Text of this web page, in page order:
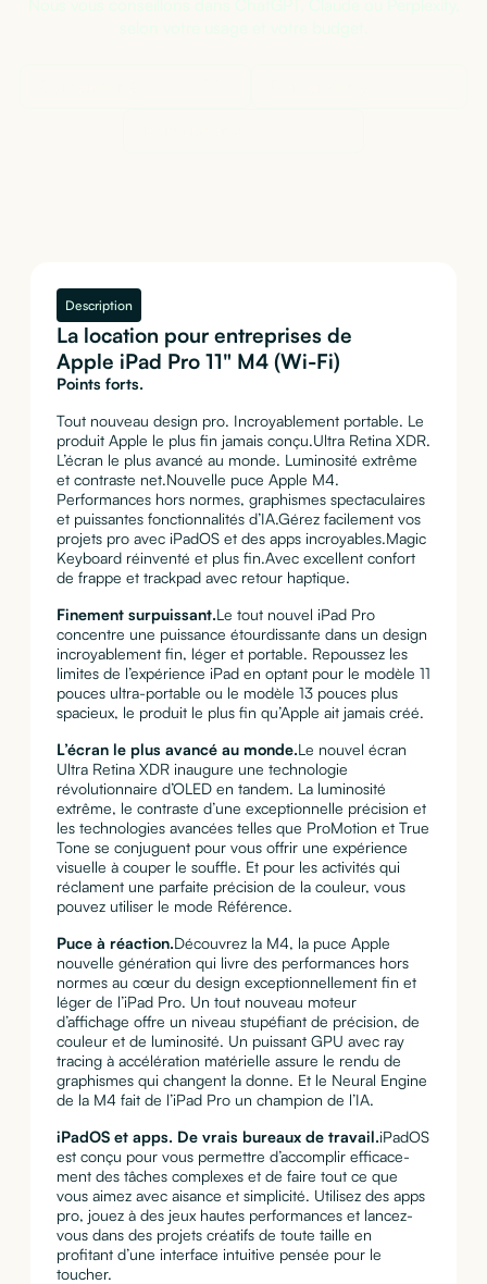
Description
La location pour entreprises de
Apple iPad Pro 11" M4 (Wi-Fi)
Points forts.
Tout nouveau design pro. Incroyablement portable. Le
produit Apple le plus fin jamais conçu.Ultra Retina XDR.
L’écran le plus avancé au monde. Luminosité extrême
et contraste net.Nouvelle puce Apple M4.
Performances hors normes, graphismes spectaculaires
et puissantes fonction­nalités d’IA.Gérez facilement vos
projets pro avec iPadOS et des apps incroyables.Magic
Keyboard réinventé et plus fin.Avec excellent confort
de frappe et trackpad avec retour haptique.
Finement surpuissant.Le tout nouvel iPad Pro
concentre une puissance étourdissante dans un design
incroyablement fin, léger et portable. Repoussez les
limites de l’expérience iPad en optant pour le modèle 11
pouces ultra-portable ou le modèle 13 pouces plus
spacieux, le produit le plus fin qu’Apple ait jamais créé.
L’écran le plus avancé au monde.Le nouvel écran
Ultra Retina XDR inaugure une technologie
révolutionnaire d’OLED en tandem. La luminosité
extrême, le contraste d’une exceptionnelle précision et
les technologies avancées telles que ProMotion et True
Tone se conjuguent pour vous offrir une expérience
visuelle à couper le souffle. Et pour les activités qui
réclament une parfaite précision de la couleur, vous
pouvez utiliser le mode Référence.
Puce à réaction.Découvrez la M4, la puce Apple
nouvelle génération qui livre des performances hors
normes au cœur du design exceptionnelle­ment fin et
léger de l’iPad Pro. Un tout nouveau moteur
d’affichage offre un niveau stupéfiant de précision, de
couleur et de luminosité. Un puissant GPU avec ray
tracing à accélération matérielle assure le rendu de
graphismes qui changent la donne. Et le Neural Engine
de la M4 fait de l’iPad Pro un champion de l’IA.
iPadOS et apps. De vrais bureaux de travail.iPadOS
est conçu pour vous permettre d’accomplir efficace­
ment des tâches complexes et de faire tout ce que
vous aimez avec aisance et simplicité. Utilisez des apps
pro, jouez à des jeux hautes performances et lancez-
vous dans des projets créatifs de toute taille en
profitant d’une interface intuitive pensée pour le
toucher.